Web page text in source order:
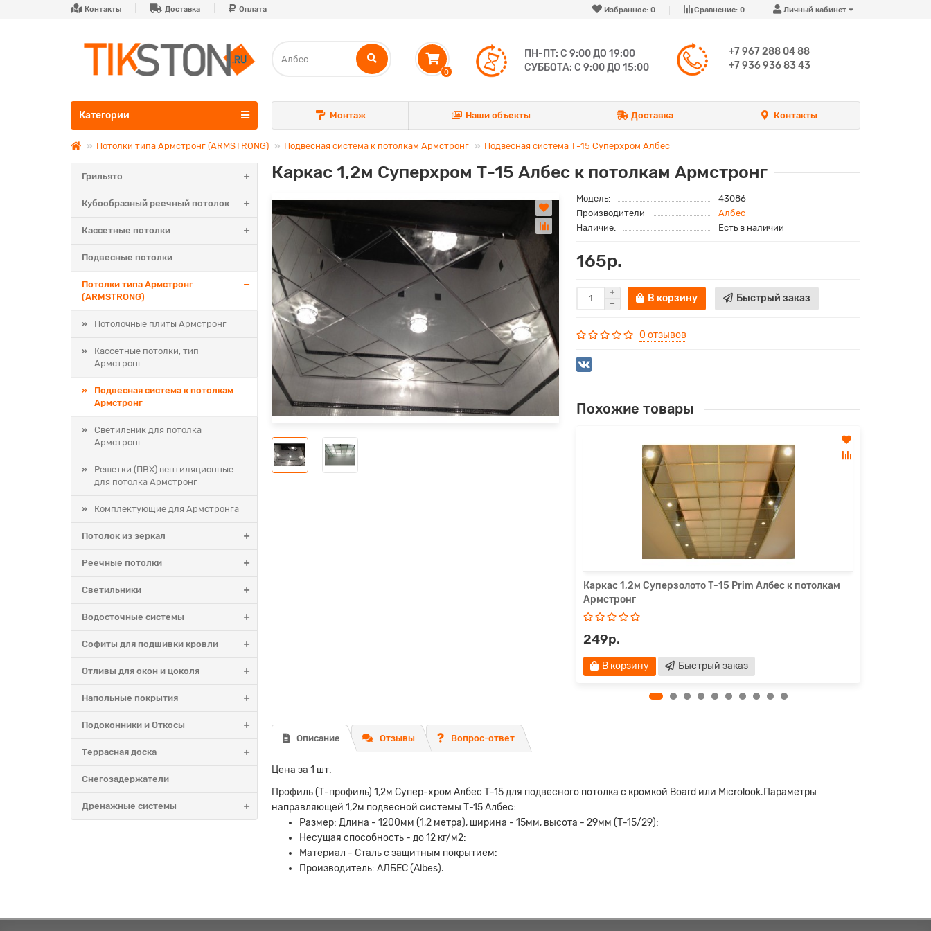
Личный кабинет
Сравнение: 0
Избранное: 0
Контакты Доставка Оплата
0
ПН-ПТ: С 9:00 ДО 19:00
СУББОТА: С 9:00 ДО 15:00
+7 967 288 04 88
+7 936 936 83 43
Категории Монтаж Наши объекты Доставка Контакты
Потолки типа Армстронг (ARMSTRONG) Подвесная система к потолкам Армстронг Подвесная система Т-15 Суперхром Албес
Грильято
Кубообразный реечный потолок
Кассетные потолки
Подвесные потолки
Потолки типа Армстронг
(ARMSTRONG)
Потолочные плиты Армстронг
Кассетные потолки, тип
Армстронг
Подвесная система к потолкам
Армстронг
Светильник для потолка
Армстронг
Решетки (ПВХ) вентиляционные
для потолка Армстронг
Комплектующие для Армстронга
Потолок из зеркал
Реечные потолки
Светильники
Водосточные системы
Софиты для подшивки кровли
Отливы для окон и цоколя
Напольные покрытия
Подоконники и Откосы
Террасная доска
Снегозадержатели
Дренажные системы
Каркас 1,2м Суперхром Т-15 Албес к потолкам Армстронг
Модель:
43086
Производители
Албес
Наличие:
Есть в наличии
165р.
В корзину Быстрый заказ
0 отзывов
Похожие товары
1,2м Белый Т-24 к потолкам Армстронг
Быстрый заказ
Каркас 1,2м Суперзолото Т-15 Prim Албес к потолкам
Армстронг
249р.
В корзину Быстрый заказ
Описание Отзывы Вопрос-ответ
Цена за 1 шт.
Профиль (Т-профиль) 1,2м Супер-хром Албес Т-15 для подвесного потолка с кромкой Board или Microlook.Параметры
направляющей 1,2м подвесной системы Т-15 Албес:
Размер: Длина - 1200мм (1,2 метра), ширина - 15мм, высота - 29мм (Т-15/29):
Несущая способность - до 12 кг/м2:
Материал - Сталь с защитным покрытием:
Производитель: АЛБЕС (Albes).